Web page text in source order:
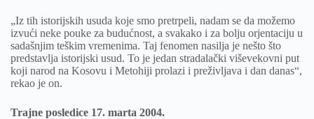
„Iz tih istorijskih usuda koje smo pretrpeli, nadam se da možemo
izvući neke pouke za budućnost, a svakako i za bolju orjentaciju u
sadašnjim teškim vremenima. Taj fenomen nasilja je nešto što
predstavlja istorijski usud. To je jedan stradalački viševekovni put
koji narod na Kosovu i Metohiji prolazi i preživljava i dan danas“,
rekao je on.
Trajne posledice 17. marta 2004.